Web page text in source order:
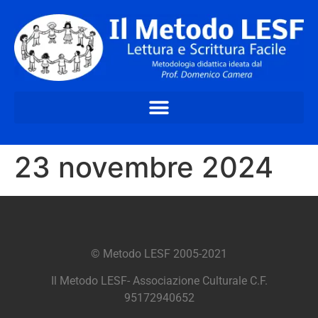
23 novembre 2024
© Metodo LESF 2005-2021
Il Metodo LESF- Associazione Culturale C.F.
95172940652